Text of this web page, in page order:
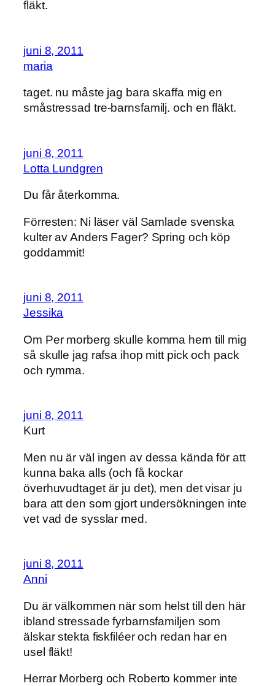
fläkt.
juni 8, 2011
maria
taget. nu måste jag bara skaffa mig en
småstressad tre-barnsfamilj. och en fläkt.
juni 8, 2011
Lotta Lundgren
Du får återkomma.
Förresten: Ni läser väl Samlade svenska
kulter av Anders Fager? Spring och köp
goddammit!
juni 8, 2011
Jessika
Om Per morberg skulle komma hem till mig
så skulle jag rafsa ihop mitt pick och pack
och rymma.
juni 8, 2011
Kurt
Men nu är väl ingen av dessa kända för att
kunna baka alls (och få kockar
överhuvudtaget är ju det), men det visar ju
bara att den som gjort undersökningen inte
vet vad de sysslar med.
juni 8, 2011
Anni
Du är välkommen när som helst till den här
ibland stressade fyrbarnsfamiljen som
älskar stekta fiskfiléer och redan har en
usel fläkt!
Herrar Morberg och Roberto kommer inte